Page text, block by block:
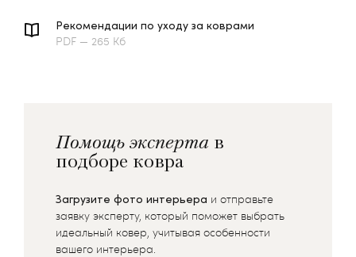
Рекомендации по уходу за коврами
PDF — 265 Кб
Помощь эксперта в
подборе ковра
Загрузите фото интерьера и отправьте
заявку эксперту, который поможет выбрать
идеальный ковер, учитывая особенности
вашего интерьера.